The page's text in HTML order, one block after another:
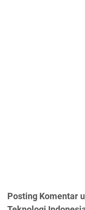
Posting Komentar